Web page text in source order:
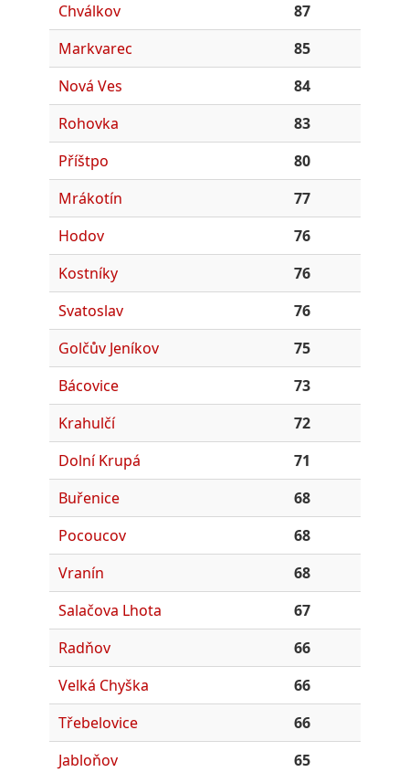
Chválkov
87
Markvarec
85
Nová Ves
84
Rohovka
83
Příštpo
80
Mrákotín
77
Hodov
76
Kostníky
76
Svatoslav
76
Golčův Jeníkov
75
Bácovice
73
Krahulčí
72
Dolní Krupá
71
Buřenice
68
Pocoucov
68
Vranín
68
Salačova Lhota
67
Radňov
66
Velká Chyška
66
Třebelovice
66
Jabloňov
65